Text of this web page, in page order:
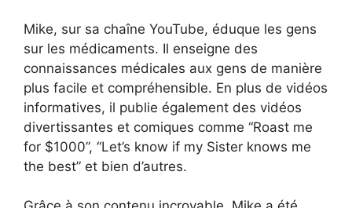
Mike, sur sa chaîne YouTube, éduque les gens
sur les médicaments. Il enseigne des
connaissances médicales aux gens de manière
plus facile et compréhensible. En plus de vidéos
informatives, il publie également des vidéos
divertissantes et comiques comme “Roast me
for $1000”, “Let’s know if my Sister knows me
the best” et bien d’autres.